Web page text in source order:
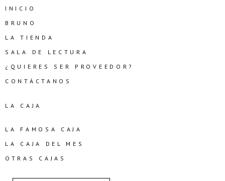
INICIO
BRUNO
LA TIENDA
SALA DE LECTURA
¿QUIERES SER PROVEEDOR?
CONTÁCTANOS
LA CAJA
LA FAMOSA CAJA
LA CAJA DEL MES
OTRAS CAJAS